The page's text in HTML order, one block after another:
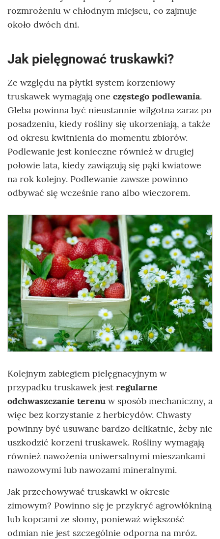
rozmrożeniu w chłodnym miejscu, co zajmuje
około dwóch dni.
Jak pielęgnować truskawki?
Ze względu na płytki system korzeniowy
truskawek wymagają one częstego podlewania.
Gleba powinna być nieustannie wilgotna zaraz po
posadzeniu, kiedy rośliny się ukorzeniają, a także
od okresu kwitnienia do momentu zbiorów.
Podlewanie jest konieczne również w drugiej
połowie lata, kiedy zawiązują się pąki kwiatowe
na rok kolejny. Podlewanie zawsze powinno
odbywać się wcześnie rano albo wieczorem.
Kolejnym zabiegiem pielęgnacyjnym w
przypadku truskawek jest regularne
odchwaszczanie terenu w sposób mechaniczny, a
więc bez korzystanie z herbicydów. Chwasty
powinny być usuwane bardzo delikatnie, żeby nie
uszkodzić korzeni truskawek. Rośliny wymagają
również nawożenia uniwersalnymi mieszankami
nawozowymi lub nawozami mineralnymi.
Jak przechowywać truskawki w okresie
zimowym? Powinno się je przykryć agrowłókniną
lub kopcami ze słomy, ponieważ większość
odmian nie jest szczególnie odporna na mróz.